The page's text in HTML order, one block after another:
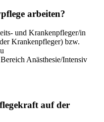
arbeiten?
und Krankenpfleger/in
Krankenpfleger) bzw.
Anästhesie/Intensiv
auf der